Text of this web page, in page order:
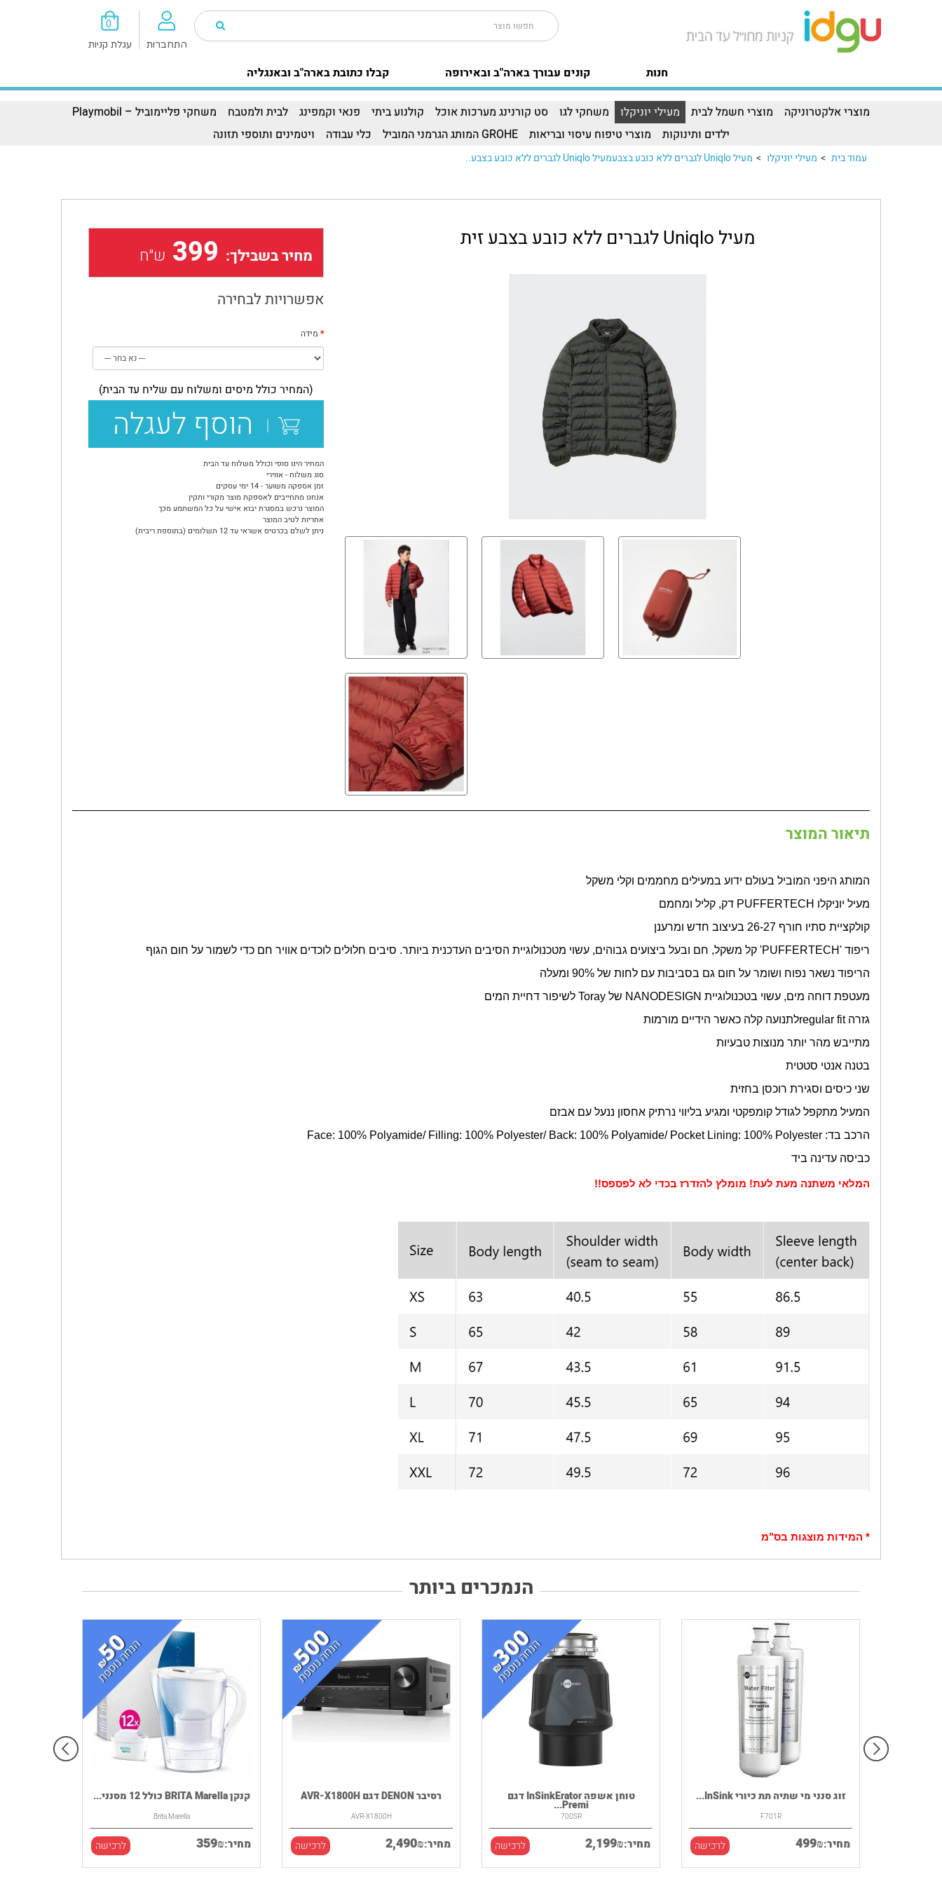
0
עגלת קניות התחברות
קבלו כתובת בארה"ב ובאנגליה קונים עבורך בארה"ב ובאירופה חנות
מוצרי אלקטרוניקה מוצרי חשמל לבית מעילי יוניקלו משחקי לגו סט קורנינג מערכות אוכל קולנוע ביתי פנאי וקמפינג לבית ולמטבח
משחקי פליימוביל – Playmobil
ילדים ותינוקות
מוצרי טיפוח עיסוי ובריאות GROHE המותג הגרמני המוביל כלי עבודה ויטמינים ותוספי תזונה
עמוד בית > מעילי יוניקלו > מעיל Uniqlo לגברים ללא כובע בצבעמעיל Uniqlo לגברים ללא כובע בצבע..
מעיל Uniqlo לגברים ללא כובע בצבע זית
מחיר בשבילך: 399 ש״ח
אפשרויות לבחירה
מידה
(המחיר כולל מיסים ומשלוח עם שליח עד הבית)
הוסף לעגלה
המחיר הינו סופי וכולל משלוח עד הבית
סוג משלוח - אווירי
זמן אספקה משוער - 14 ימי עסקים
אנחנו מתחייבים לאספקת מוצר מקורי ותקין
המוצר נרכש במסגרת יבוא אישי על כל המשתמע מכך
אחריות לטיב המוצר
ניתן לשלם בכרטיס אשראי עד 12 תשלומים (בתוספת ריבית)
תיאור המוצר
המותג היפני המוביל בעולם ידוע במעילים מחממים וקלי משקל
מעיל יוניקלו PUFFERTECH דק, קליל ומחמם
קולקציית סתיו חורף 26-27 בעיצוב חדש ומרענן
ריפוד 'PUFFERTECH' קל משקל, חם ובעל ביצועים גבוהים, עשוי מטכנולוגיית הסיבים העדכנית ביותר. סיבים חלולים לוכדים אוויר חם כדי לשמור על חום הגוף
הריפוד נשאר נפוח ושומר על חום גם בסביבות עם לחות של 90% ומעלה
מעטפת דוחה מים, עשוי בטכנולוגיית NANODESIGN של Toray לשיפור דחיית המים
גזרהregular fitלתנועה קלה כאשר הידיים מורמות
מתייבש מהר יותר מנוצות טבעיות
בטנה אנטי סטטית
שני כיסים וסגירת רוכסן בחזית
המעיל מתקפל לגודל קומפקטי ומגיע בליווי נרתיק אחסון ננעל עם אבזם
הרכב בד: Face: 100% Polyamide/ Filling: 100% Polyester/ Back: 100% Polyamide/ Pocket Lining: 100% Polyester
כביסה עדינה ביד
המלאי משתנה מעת לעת! מומלץ להזדרז בכדי לא לפספס!!
* המידות מוצגות בס"מ
הנמכרים ביותר
קנקן BRITA Marella כולל 12 מסנני...
Brita Marella
מחיר: 359₪ לרכישה
רסיבר DENON דגם AVR-X1800H
AVR-X1800H
מחיר: 2,490₪ לרכישה
טוחן אשפה InSinkErator דגם
Premi...
700SR
מחיר: 2,199₪ לרכישה
זוג סנני מי שתיה תת כיורי InSink...
F701R
מחיר: 499₪ לרכישה